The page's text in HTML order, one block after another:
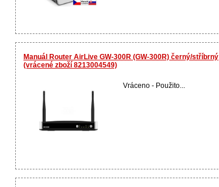
Manuál Router AirLive GW-300R (GW-300R) černý/stříbrný
(vrácené zboží 8213004549)
Vráceno - Použito...